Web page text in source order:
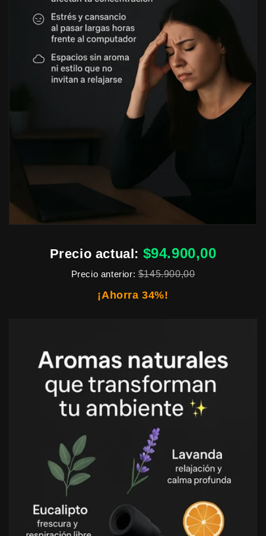
Precio actual: $94.900,00
Precio anterior:$145.900,00
¡Ahorra34%!